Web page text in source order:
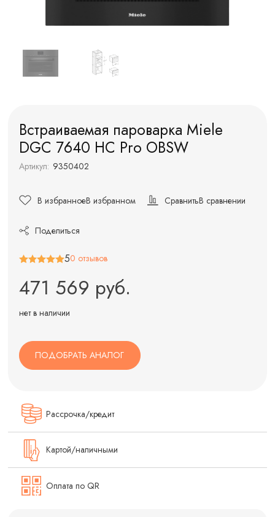
Встраиваемая пароварка Miele
DGC 7640 HC Pro OBSW
Артикул: 9350402
В избранноеВ избранном СравнитьВ сравнении
Поделиться
50 отзывов
471 569 руб.
нет в наличии
ПОДОБРАТЬ АНАЛОГ
Рассрочка/кредит
Картой/наличными
Оплата по QR